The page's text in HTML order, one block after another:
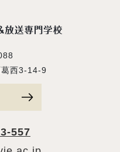
西3-14-9
557